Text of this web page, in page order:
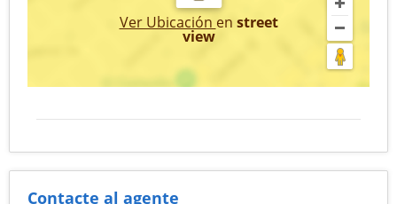
Ver Ubicación en street
view
Contacte al agente